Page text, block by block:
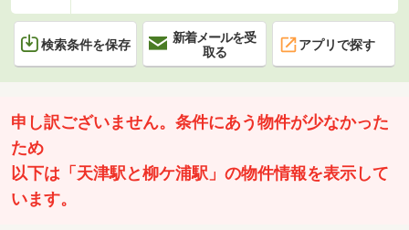
検索条件を保存
新着メールを受
取る
アプリで探す
申し訳ございません。条件にあう物件が少なかった
ため
以下は「天津駅と柳ケ浦駅」の物件情報を表示して
います。